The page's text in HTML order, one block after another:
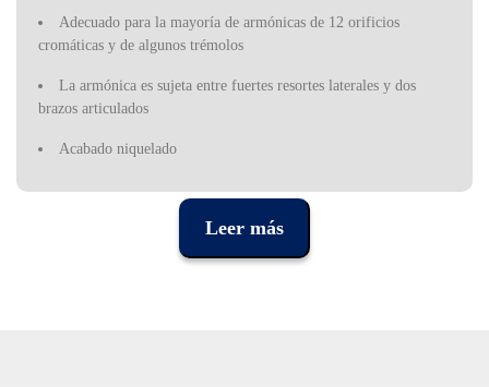
Adecuado para la mayoría de armónicas de 12 orificios
cromáticas y de algunos trémolos
La armónica es sujeta entre fuertes resortes laterales y dos
brazos articulados
Acabado niquelado
Fundada en 1857 en Alemania, Hohner es una de las mayores
referencias de fabricantes de instrumentos musicales en el mundo,
habiéndose especializado en acordeones, teclados electromecánicos
e instrumentos de viento, especialmente armónicas. Cualquier
Leer más